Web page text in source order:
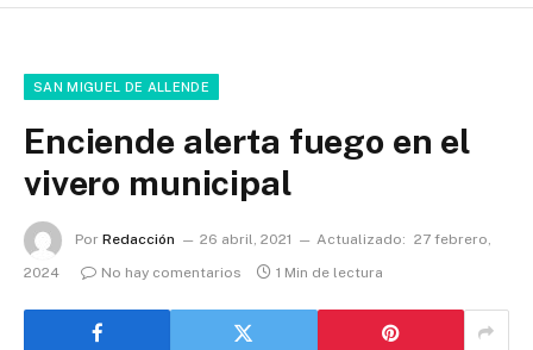
SAN MIGUEL DE ALLENDE
Enciende alerta fuego en el
vivero municipal
Por Redacción 26 abril, 2021 Actualizado: 27 febrero,
2024
No hay comentarios 1 Min de lectura